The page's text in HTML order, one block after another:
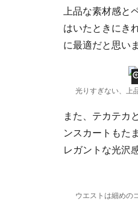
上品な素材感と
はいたときにき
に最適だと思い
光りすぎない、上
また、テカテカ
ンスカートもた
レガントな光沢
ウエストは細めの